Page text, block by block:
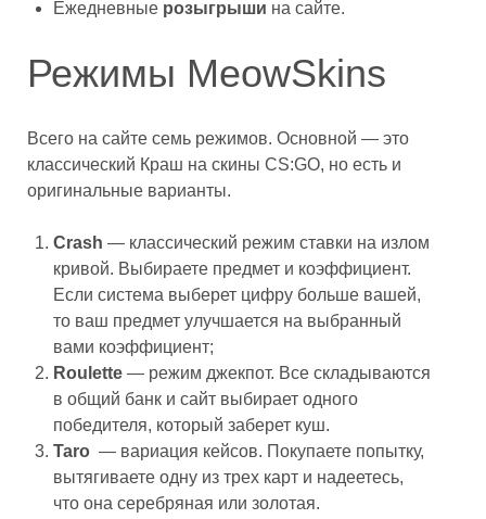
Ежедневные розыгрыши на сайте.
Режимы MeowSkins
Всего на сайте семь режимов. Основной — это
классический Краш на скины CS:GO, но есть и
оригинальные варианты.
Crash — классический режим ставки на излом
кривой. Выбираете предмет и коэффициент.
Если система выберет цифру больше вашей,
то ваш предмет улучшается на выбранный
вами коэффициент;
Roulette — режим джекпот. Все складываются
в общий банк и сайт выбирает одного
победителя, который заберет куш.
Taro — вариация кейсов. Покупаете попытку,
вытягиваете одну из трех карт и надеетесь,
что она серебряная или золотая.